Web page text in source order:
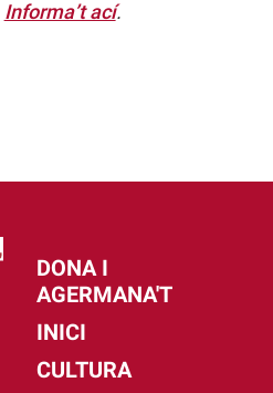
Informa’t ací.
DONA I
AGERMANA'T
INICI
CULTURA